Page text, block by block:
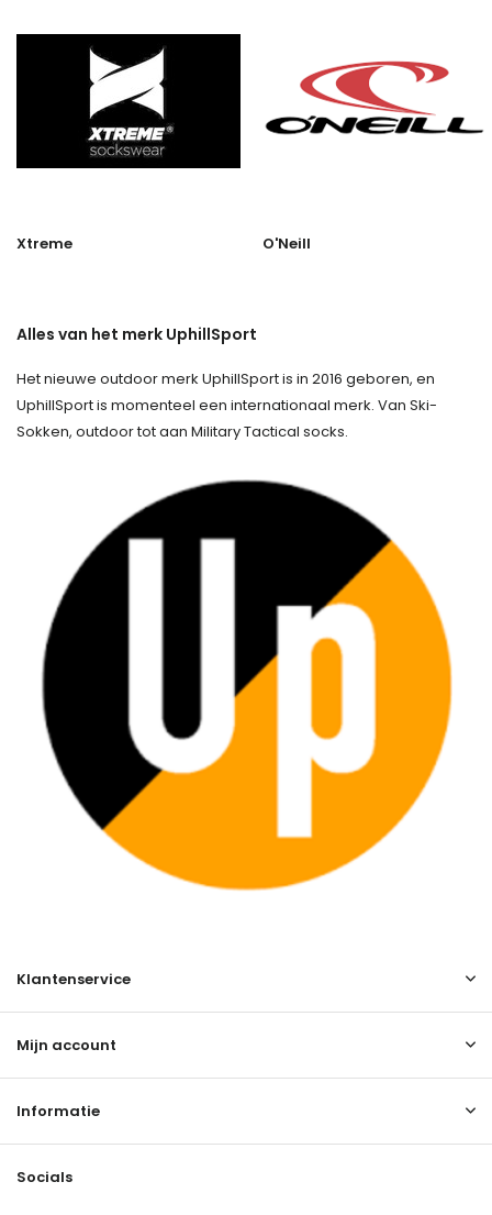
Xtreme O'Neill
Alles van het merk UphillSport
Het nieuwe outdoor merk UphillSport is in 2016 geboren, en
UphillSport is momenteel een internationaal merk. Van Ski-
Sokken, outdoor tot aan Military Tactical socks.
Klantenservice
Mijn account
Informatie
Socials